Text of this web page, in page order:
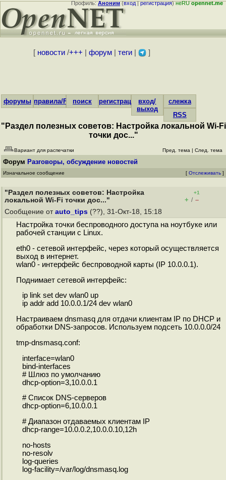
Профиль:Аноним(вход|регистрация)неRUopennet.me
[ новости/+++ форум| теги| ]
форумы правила/FAQпоиск регистрациявход/
выход
слежка
RSS
"Раздел полезных советов: Настройка локальной Wi-Fi
точки дос..."
Вариант для распечатки Пред. тема | След. тема
Форум Разговоры, обсуждение новостей
Изначальное сообщение [ Отслеживать ]
"Раздел полезных советов: Настройка
локальной Wi-Fi точки дос..."
+1
+ / –
Сообщение от auto_tips (??), 31-Окт-18, 15:18
Настройка точки беспроводного доступа на ноутбуке или
рабочей станции с Linux.
eth0 - сетевой интерфейс, через который осуществляется
выход в интернет.
wlan0 - интерфейс беспроводной карты (IP 10.0.0.1).
Поднимает сетевой интерфейс:
ip link set dev wlan0 up
ip addr add 10.0.0.1/24 dev wlan0
Настраиваем dnsmasq для отдачи клиентам IP по DHCP и
обработки DNS-запросов. Используем подсеть 10.0.0.0/24
tmp-dnsmasq.conf:
interface=wlan0
bind-interfaces
# Шлюз по умолчанию
dhcp-option=3,10.0.0.1
# Список DNS-серверов
dhcp-option=6,10.0.0.1
# Диапазон отдаваемых клиентам IP
dhcp-range=10.0.0.2,10.0.0.10,12h
no-hosts
no-resolv
log-queries
log-facility=/var/log/dnsmasq.log